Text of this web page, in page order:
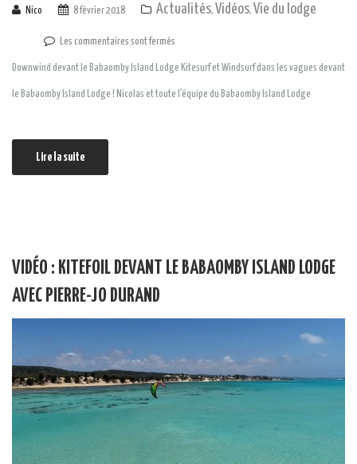
Nico 8 février 2018 Actualités, Vidéos, Vie du lodge
Les commentaires sont fermés
Downwind devant le Babaomby Island Lodge Kitesurf et Windsurf dans les vagues devant
le Babaomby Island Lodge ! Nicolas et toute l’équipe du Babaomby Island Lodge
Lire la suite
VIDÉO : KITEFOIL DEVANT LE BABAOMBY ISLAND LODGE
AVEC PIERRE-JO DURAND